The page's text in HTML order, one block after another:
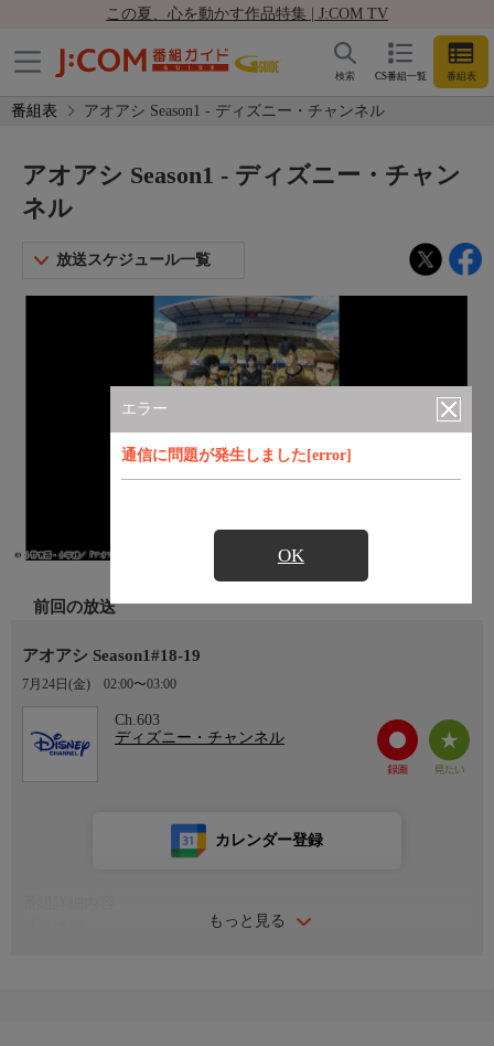
この夏、心を動かす作品特集 | J:COM TV
CS番組一覧 番組表
検索
番組表 アオアシ Season1 - ディズニー・チャンネル
エラー
通信に問題が発生しました[error]
OK
アオアシ Season1 - ディズニー・チャン
ネル
放送スケジュール一覧
前回の放送
アオアシ Season1#18-19
7月24日(金) 02:00〜03:00
Ch.603
ディズニー・チャンネル
もっと見る
カレンダー登録